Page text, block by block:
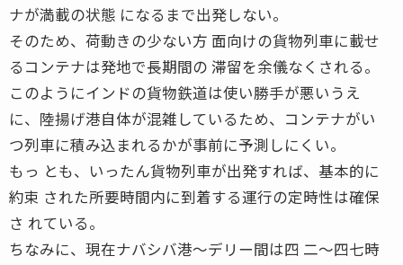
ナが満載の状態 になるまで出発しない。
そのため、荷動きの少ない方 面向けの貨物列車に載せ
るコンテナは発地で長期間の 滞留を余儀なくされる。
このようにインドの貨物鉄道は使い勝手が悪いうえ
に、陸揚げ港自体が混雑しているため、コンテナがい
つ列車に積み込まれるかが事前に予測しにくい。
もっ とも、いったん貨物列車が出発すれば、基本的に
約束 された所要時間内に到着する運行の定時性は確保
さ れている。
ちなみに、現在ナバシバ港〜デリー間は四 二〜四七時